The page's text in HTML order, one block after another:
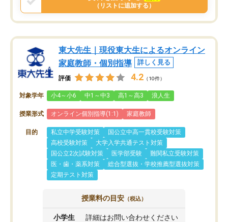
（リストに追加する）
東大先生｜現役東大生によるオンライン
家庭教師・個別指導
詳しく見る
評価 4.2 （10件）
対象学年 小4～小6 中1～中3 高1～高3 浪人生
授業形式 オンライン個別指導(1:1) 家庭教師
目的 私立中学受験対策
国公立中高一貫校受験対策
高校受験対策
大学入学共通テスト対策
国公立2次試験対策
医学部受験
難関私立受験対策
医・歯・薬系対策
総合型選抜・学校推薦型選抜対策
定期テスト対策
授業料の目安 （税込）
小学生 詳細はお問い合わせください